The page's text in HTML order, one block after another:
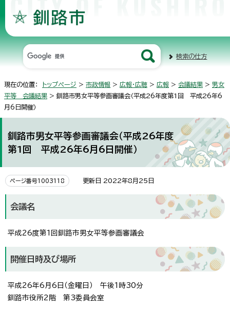
検索の仕方
現在の位置： トップページ > 市政情報 > 広報・広聴 > 広報 > 会議結果 > 男女
平等 会議結果 > 釧路市男女平等参画審議会（平成26年度第1回 平成26年6
月6日開催）
釧路市男女平等参画審議会（平成26年度
第1回 平成26年6月6日開催）
ページ番号1003118 更新日 2022年8月25日
会議名
平成26度第1回釧路市男女平等参画審議会
開催日時及び場所
平成26年6月6日（金曜日） 午後1時30分
釧路市役所2階 第3委員会室